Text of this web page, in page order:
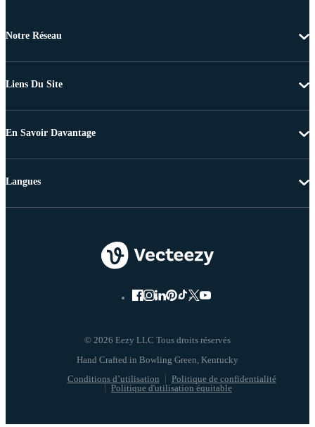
Notre Réseau
Liens Du Site
En Savoir Davantage
© 2026 Eezy LLC Tous droits réservés
Conditions d’utilisation
Politique de confidentialité
Politique d'utilisation équitable
Langues